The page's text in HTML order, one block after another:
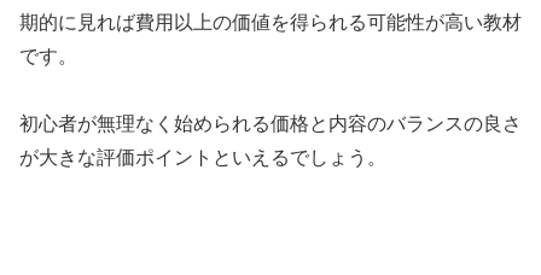
期的に見れば費用以上の価値を得られる可能性が高い教材
です。
初心者が無理なく始められる価格と内容のバランスの良さ
が大きな評価ポイントといえるでしょう。